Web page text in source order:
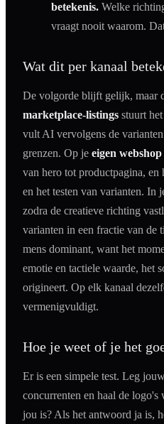
betekenis. Welke
vraagt nooit waarom.
Wat dit per kanaal
De volgorde blijft gelijk, maar
marketplace-listings stuurt
vult AI vervolgens de
grenzen. Op je eigen webshop
van hero tot productpagina,
en het testen van varianten. In
zodra de creatieve richting
varianten in een fractie van de
mens dominant, want het
emotie en tactiele waarde, het
origineert. Op elk kanaal
vermenigvuldigt.
Hoe je weet of je het
Er is een simpele test. Leg
concurrenten en haal de
jou is? Als het antwoord ja is,